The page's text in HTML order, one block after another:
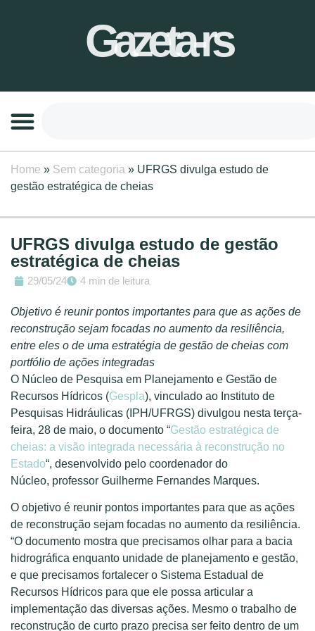
Gazeta-rs
Home » Sem categoria » UFRGS divulga estudo de
gestão estratégica de cheias
UFRGS divulga estudo de gestão
estratégica de cheias
29/05/24 4 min de leitura
Objetivo é reunir pontos importantes para que as ações de
reconstrução sejam focadas no aumento da resiliência,
entre eles o de uma estratégia de gestão de cheias com
portfólio de ações integradas
O Núcleo de Pesquisa em Planejamento e Gestão de
Recursos Hídricos (Gespla), vinculado ao Instituto de
Pesquisas Hidráulicas (IPH/UFRGS) divulgou nesta terça-
feira, 28 de maio, o documento “Gestão estratégica de
cheias: a visão integrada necessária à reconstrução no
Estado“, desenvolvido pelo coordenador do
Núcleo, professor Guilherme Fernandes Marques.
O objetivo é reunir pontos importantes para que as ações
de reconstrução sejam focadas no aumento da resiliência.
“O documento mostra que precisamos olhar para a bacia
hidrográfica enquanto unidade de planejamento e gestão,
e que precisamos fortalecer o Sistema Estadual de
Recursos Hídricos para que ele possa articular a
implementação das diversas ações. Mesmo o trabalho de
reconstrução de curto prazo precisa ser feito dentro de um